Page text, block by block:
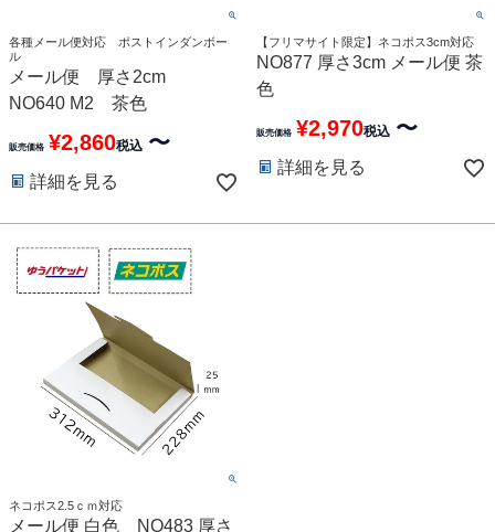
各種メール便対応 ポストインダンボー
ル
メール便 厚さ2cm
NO640 M2 茶色
販売価格 ¥2,860税込 〜
詳細を見る
【フリマサイト限定】ネコポス3cm対応
NO877 厚さ3cm メール便 茶
色
販売価格 ¥2,970税込 〜
詳細を見る
ネコポス2.5ｃｍ対応
メール便 白色 NO483 厚さ